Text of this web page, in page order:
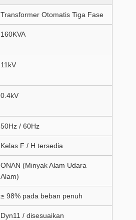
Transformer Otomatis Tiga Fase
160KVA
11kV
0.4kV
50Hz / 60Hz
Kelas F / H tersedia
ONAN (Minyak Alam Udara
Alam)
≥ 98% pada beban penuh
Dyn11 / disesuaikan